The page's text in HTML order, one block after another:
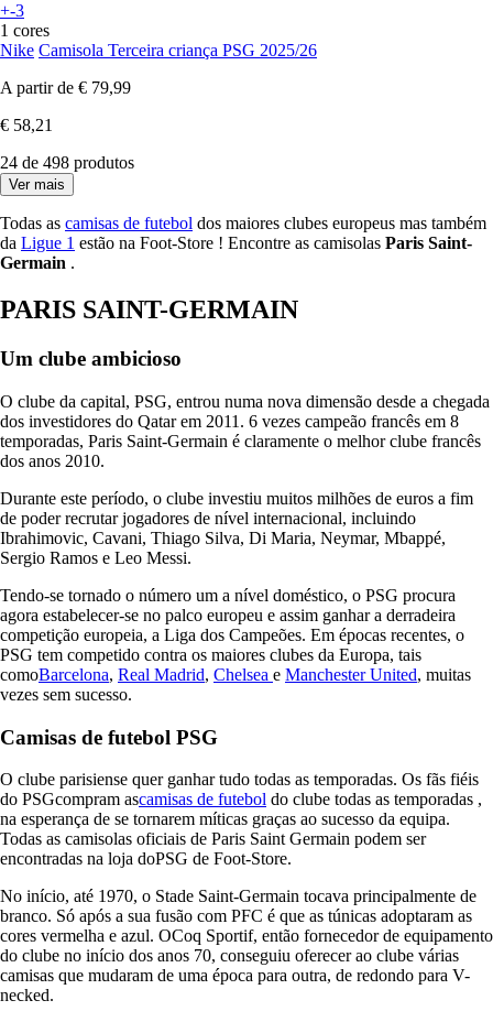
+-3
1 cores
Nike Camisola Terceira criança PSG 2025/26
A partir de € 79,99
€ 58,21
24 de 498 produtos
Ver mais
Todas as camisas de futebol dos maiores clubes europeus mas também
da Ligue 1 estão na Foot-Store ! Encontre as camisolas Paris Saint-
Germain .
PARIS SAINT-GERMAIN
Um clube ambicioso
O clube da capital, PSG, entrou numa nova dimensão desde a chegada
dos investidores do Qatar em 2011. 6 vezes campeão francês em 8
temporadas, Paris Saint-Germain é claramente o melhor clube francês
dos anos 2010.
Durante este período, o clube investiu muitos milhões de euros a fim
de poder recrutar jogadores de nível internacional, incluindo
Ibrahimovic, Cavani, Thiago Silva, Di Maria, Neymar, Mbappé,
Sergio Ramos e Leo Messi.
Tendo-se tornado o número um a nível doméstico, o PSG procura
agora estabelecer-se no palco europeu e assim ganhar a derradeira
competição europeia, a Liga dos Campeões. Em épocas recentes, o
PSG tem competido contra os maiores clubes da Europa, tais
comoBarcelona, Real Madrid, Chelsea e Manchester United, muitas
vezes sem sucesso.
Camisas de futebol PSG
O clube parisiense quer ganhar tudo todas as temporadas. Os fãs fiéis
do PSGcompram ascamisas de futebol do clube todas as temporadas ,
na esperança de se tornarem míticas graças ao sucesso da equipa.
Todas as camisolas oficiais de Paris Saint Germain podem ser
encontradas na loja doPSG de Foot-Store.
No início, até 1970, o Stade Saint-Germain tocava principalmente de
branco. Só após a sua fusão com PFC é que as túnicas adoptaram as
cores vermelha e azul. OCoq Sportif, então fornecedor de equipamento
do clube no início dos anos 70, conseguiu oferecer ao clube várias
camisas que mudaram de uma época para outra, de redondo para V-
necked.